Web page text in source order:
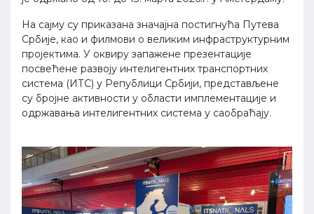
На сајму су приказана значајна постигнућа Путева
Србије, као и филмови о великим инфраструктурним
пројектима. У оквиру запажене презентације
посвећене развоју интелигентних транспортних
система (ИТС) у Републици Србији, прeдстављене
су бројне активности у области имплементације и
одржавања интелигентних система у саобраћају.